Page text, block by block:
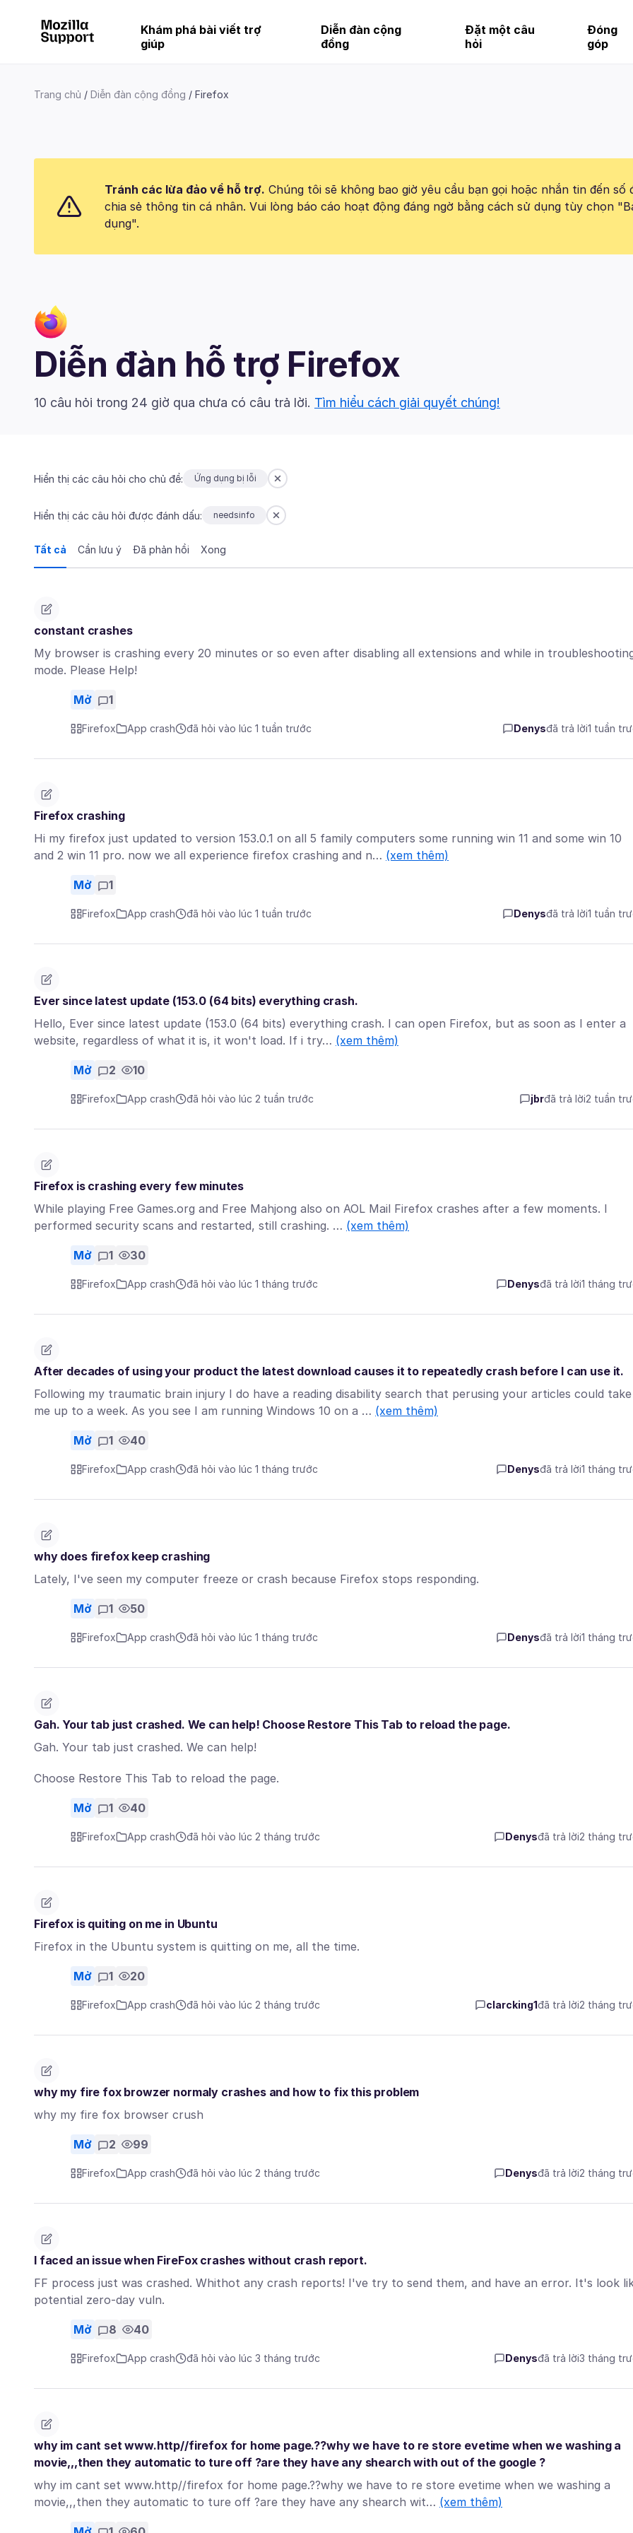
Khám phá bài viết trợ
giúp
Diễn đàn cộng
đồng
Đặt một câu
hỏi
Đóng
góp
Trang chủ Diễn đàn cộng đồng Firefox
Tránh các lừa đảo về hỗ trợ. Chúng tôi sẽ không bao giờ yêu cầu bạn gọi hoặc nhắn tin đến số
chia sẻ thông tin cá nhân. Vui lòng báo cáo hoạt động đáng ngờ bằng cách sử dụng tùy chọn
dụng".
Diễn đàn hỗ trợ Firefox
10 câu hỏi trong 24 giờ qua chưa có câu trả lời. Tìm hiểu cách giải quyết chúng!
Hiển thị các câu hỏi cho chủ đề: Ứng dụng bị lỗi
Hiển thị các câu hỏi được đánh dấu: needsinfo
Tất cả Cần lưu ý Đã phản hồi Xong
constant crashes
My browser is crashing every 20 minutes or so even after disabling all extensions and while in
mode. Please Help!
Mở 1
Firefox App crash đã hỏi vào lúc 1 tuần trước Denysđã trả lời1 tuần
Firefox crashing
Hi my firefox just updated to version 153.0.1 on all 5 family computers some running win 11 and some win 10
and 2 win 11 pro. now we all experience firefox crashing and n… (xem thêm)
Mở 1
Firefox App crash đã hỏi vào lúc 1 tuần trước Denysđã trả lời1 tuần
Ever since latest update (153.0 (64 bits) everything crash.
Hello, Ever since latest update (153.0 (64 bits) everything crash. I can open Firefox, but as soon as I enter a
website, regardless of what it is, it won't load. If i try… (xem thêm)
Mở 2 10
Firefox App crash đã hỏi vào lúc 2 tuần trước jbrđã trả lời2 tuần
Firefox is crashing every few minutes
While playing Free Games.org and Free Mahjong also on AOL Mail Firefox crashes after a few moments. I
performed security scans and restarted, still crashing. … (xem thêm)
Mở 1 30
Firefox App crash đã hỏi vào lúc 1 tháng trước Denysđã trả lời1 tháng
After decades of using your product the latest download causes it to repeatedly crash before I can use it.
Following my traumatic brain injury I do have a reading disability search that perusing your articles could take
me up to a week. As you see I am running Windows 10 on a … (xem thêm)
Mở 1 40
Firefox App crash đã hỏi vào lúc 1 tháng trước Denysđã trả lời1 tháng
why does firefox keep crashing
Lately, I've seen my computer freeze or crash because Firefox stops responding.
Mở 1 50
Firefox App crash đã hỏi vào lúc 1 tháng trước Denysđã trả lời1 tháng
Gah. Your tab just crashed. We can help! Choose Restore This Tab to reload the page.
Gah. Your tab just crashed. We can help!
Choose Restore This Tab to reload the page.
Mở 1 40
Firefox App crash đã hỏi vào lúc 2 tháng trước Denysđã trả lời2 tháng
Firefox is quiting on me in Ubuntu
Firefox in the Ubuntu system is quitting on me, all the time.
Mở 1 20
Firefox App crash đã hỏi vào lúc 2 tháng trước clarcking1đã trả lời2 tháng
why my fire fox browzer normaly crashes and how to fix this problem
why my fire fox browser crush
Mở 2 99
Firefox App crash đã hỏi vào lúc 2 tháng trước Denysđã trả lời2 tháng
I faced an issue when FireFox crashes without crash report.
FF process just was crashed. Whithot any crash reports! I've try to send them, and have an error. It's look
potential zero-day vuln.
Mở 8 40
Firefox App crash đã hỏi vào lúc 3 tháng trước Denysđã trả lời3 tháng
why im cant set www.http//firefox for home page.??why we have to re store evetime when we washing a
movie,,,then they automatic to ture off ?are they have any shearch with out of the google ?
why im cant set www.http//firefox for home page.??why we have to re store evetime when we washing a
movie,,,then they automatic to ture off ?are they have any shearch wit… (xem thêm)